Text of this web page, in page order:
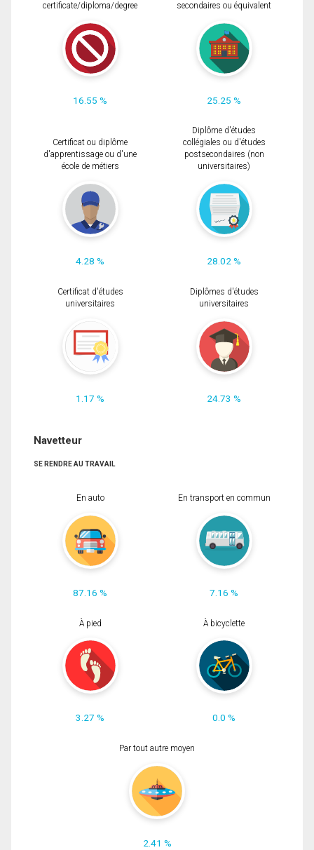
certificate/diploma/degree
16.55 %
secondaires ou équivalent
25.25 %
Certificat ou diplôme
d'apprentissage ou d'une
école de métiers
4.28 %
Diplôme d'études
collégiales ou d'études
postsecondaires (non
universitaires)
28.02 %
Certificat d'études
universitaires
1.17 %
Diplômes d'études
universitaires
24.73 %
Navetteur
SE RENDRE AU TRAVAIL
En auto
87.16 %
En transport en commun
7.16 %
À pied
3.27 %
À bicyclette
0.0 %
Par tout autre moyen
2.41 %